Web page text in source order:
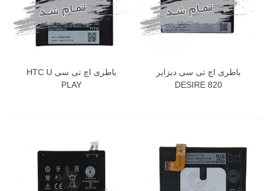
باطری اچ تی سی دیزایر
DESIRE 820
باطری اچ تی سی HTC U
PLAY